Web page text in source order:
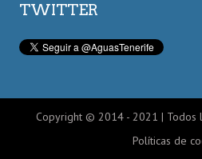
TWITTER
Copyright © 2014 - 2021 | Todos
Políticas de